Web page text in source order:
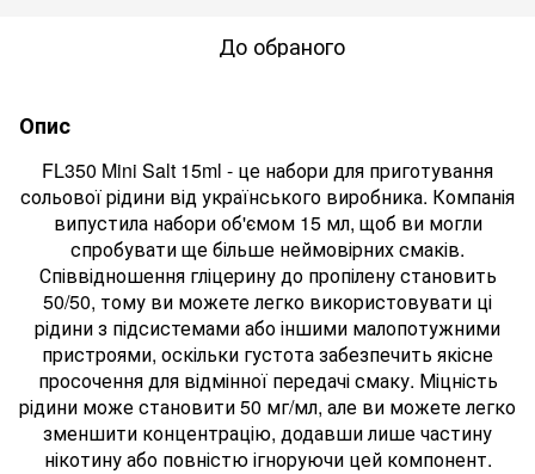
До обраного
Опис
FL350 Mini Salt 15ml - це набори для приготування
сольової рідини від українського виробника. Компанія
випустила набори об'ємом 15 мл, щоб ви могли
спробувати ще більше неймовірних смаків.
Співвідношення гліцерину до пропілену становить
50/50, тому ви можете легко використовувати ці
рідини з підсистемами або іншими малопотужними
пристроями, оскільки густота забезпечить якісне
просочення для відмінної передачі смаку. Міцність
рідини може становити 50 мг/мл, але ви можете легко
зменшити концентрацію, додавши лише частину
нікотину або повністю ігноруючи цей компонент.